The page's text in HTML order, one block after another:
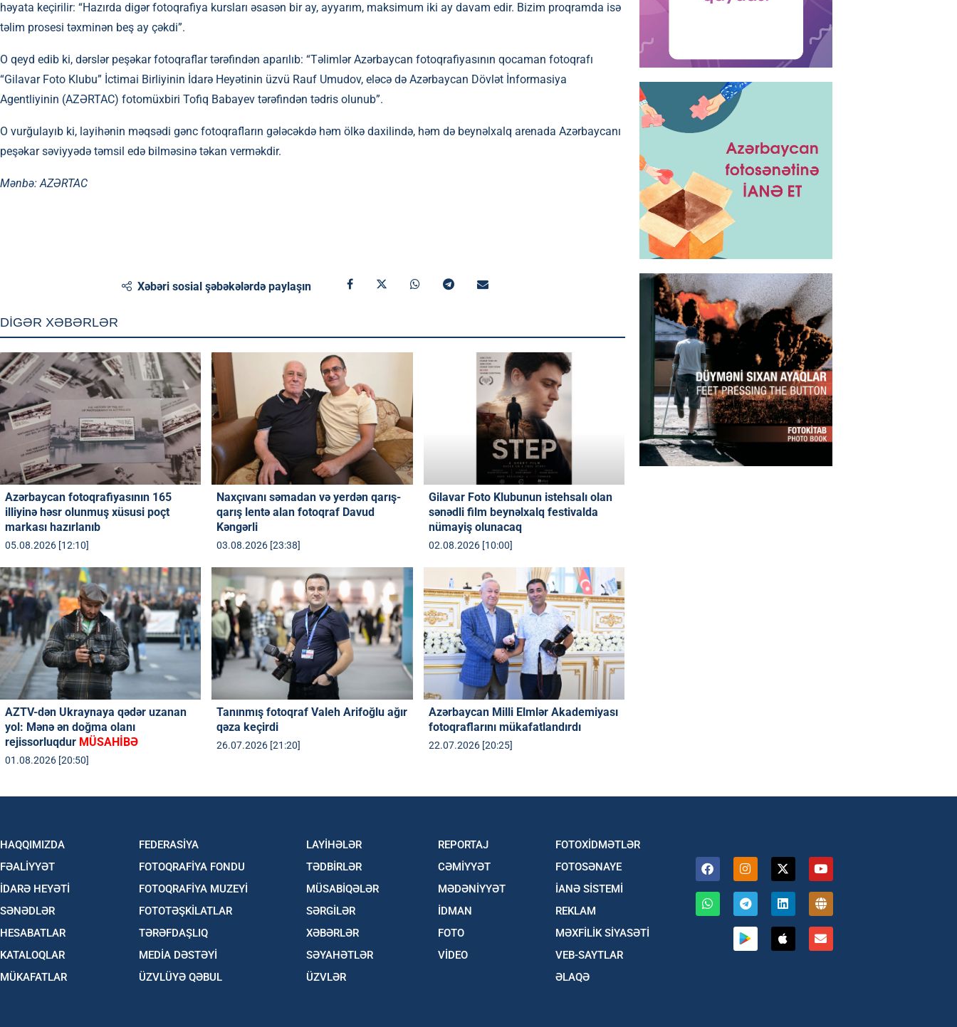
həyata keçirilir: “Hazırda digər fotoqrafiya kursları əsasən bir ay, ayyarım, maksimum iki ay davam edir. Bizim proqramda isə
təlim prosesi təxminən beş ay çəkdi”.
O qeyd edib ki, dərslər peşəkar fotoqraflar tərəfindən aparılıb: “Təlimlər Azərbaycan fotoqrafiyasının qocaman fotoqrafı
“Gilavar Foto Klubu” İctimai Birliyinin İdarə Heyətinin üzvü Rauf Umudov, eləcə də Azərbaycan Dövlət İnformasiya
Agentliyinin (AZƏRTAC) fotomüxbiri Tofiq Babayev tərəfindən tədris olunub”.
O vurğulayıb ki, layihənin məqsədi gənc fotoqrafların gələcəkdə həm ölkə daxilində, həm də beynəlxalq arenada Azərbaycanı
peşəkar səviyyədə təmsil edə bilməsinə təkan verməkdir.
Mənbə:AZƏRTAC
Xəbəri sosial şəbəkələrdə paylaşın
DİGƏR XƏBƏRLƏR
Azərbaycan fotoqrafiyasının 165
illiyinə həsr olunmuş xüsusi poçt
markası hazırlanıb
05.08.2026 [12:10]
Naxçıvanı səmadan və yerdən qarış-
qarış lentə alan fotoqraf Davud
Kəngərli
03.08.2026 [23:38]
Gilavar Foto Klubunun istehsalı olan
sənədli film beynəlxalq festivalda
nümayiş olunacaq
02.08.2026 [10:00]
AZTV-dən Ukraynaya qədər uzanan
yol: Mənə ən doğma olanı
rejissorluqdur MÜSAHİBƏ
01.08.2026 [20:50]
Tanınmış fotoqraf Valeh Arifoğlu ağır
qəza keçirdi
26.07.2026 [21:20]
Azərbaycan Milli Elmlər Akademiyası
fotoqraflarını mükafatlandırdı
22.07.2026 [20:25]
HAQQIMIZDA
FƏALİYYƏT
İDARƏ HEYƏTİ
SƏNƏDLƏR
HESABATLAR
KATALOQLAR
MÜKAFATLAR
FEDERASİYA
FOTOQRAFİYA FONDU
FOTOQRAFİYA MUZEYİ
FOTOTƏŞKİLATLAR
TƏRƏFDAŞLIQ
MEDİA DƏSTƏYİ
ÜZVLÜYƏ QƏBUL
LAYİHƏLƏR
TƏDBİRLƏR
MÜSABİQƏLƏR
SƏRGİLƏR
XƏBƏRLƏR
SƏYAHƏTLƏR
ÜZVLƏR
REPORTAJ
CƏMİYYƏT
MƏDƏNİYYƏT
İDMAN
FOTO
VİDEO
FOTOXİDMƏTLƏR
FOTOSƏNAYE
İANƏ SİSTEMİ
REKLAM
MƏXFİLİK SİYASƏTİ
VEB-SAYTLAR
ƏLAQƏ